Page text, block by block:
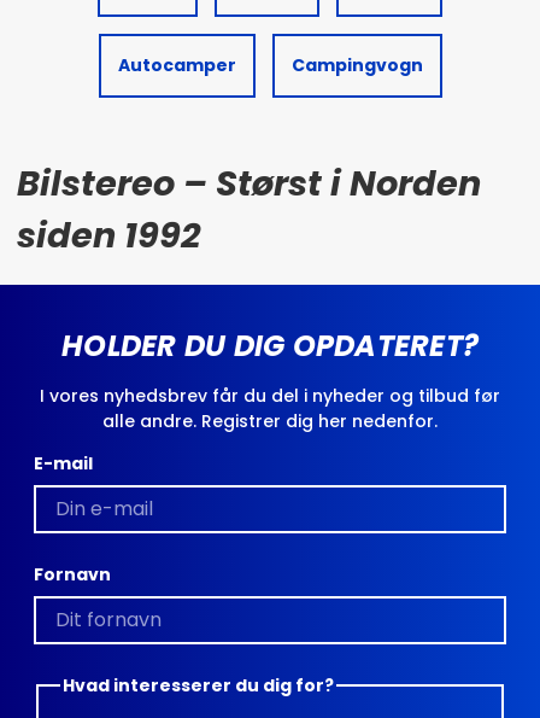
Autocamper Campingvogn
Bilstereo – Størst i Norden
siden 1992
HOLDER DU DIG OPDATERET?
I vores nyhedsbrev får du del i nyheder og tilbud før
alle andre. Registrer dig her nedenfor.
E-mail
Fornavn
Hvad interesserer du dig for?